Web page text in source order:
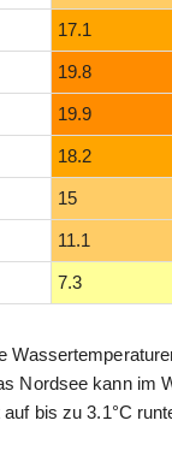
17.1
19.8
19.9
18.2
15
11.1
7.3
Nordsee kann im
bis zu 3.1°C